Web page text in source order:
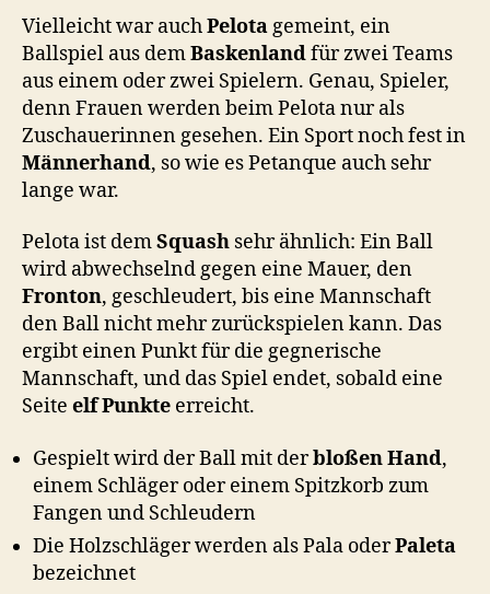
Vielleicht war auchPelota gemeint, ein
Ballspiel aus demBaskenlandfür zwei Teams
aus einem oder zwei Spielern. Genau, Spieler,
denn Frauen werden beim Pelota nur als
Zuschauerinnen gesehen. Ein Sport noch fest in
Männerhand, so wie es Petanque auch sehr
lange war.
Pelota ist demSquash sehr ähnlich: Ein Ball
wird abwechselnd gegen eine Mauer, den
Fronton, geschleudert, bis eine Mannschaft
den Ball nicht mehr zurückspielen kann. Das
ergibt einen Punkt für die gegnerische
Mannschaft, und das Spiel endet, sobald eine
Seite elf Punkte erreicht.
Gespielt wird der Ball mit derbloßen Hand,
einem Schläger oder einem Spitzkorb zum
Fangen und Schleudern
Die Holzschläger werden als Pala oderPaleta
bezeichnet